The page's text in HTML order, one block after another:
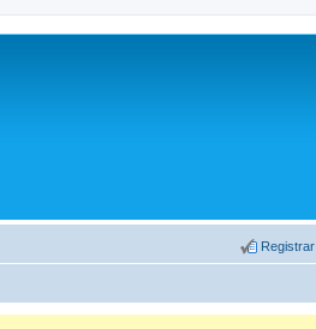
Registrar